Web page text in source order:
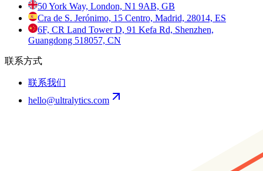
50 York Way, London, N1 9AB, GB
Cra de S. Jerónimo, 15 Centro, Madrid, 28014, ES
6F, CR Land Tower D, 91 Kefa Rd, Shenzhen,
Guangdong 518057, CN
联系方式
联系我们
hello@ultralytics.com